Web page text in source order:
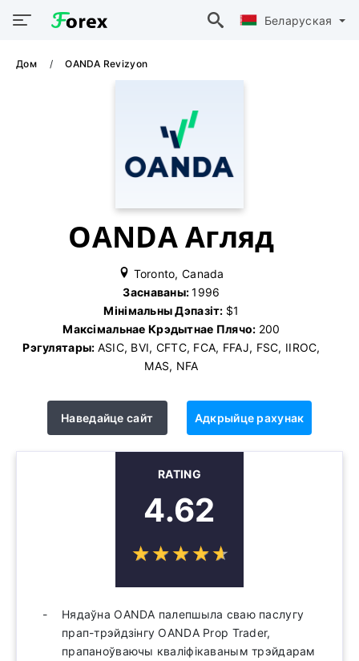
Беларуская
Дом OANDA Revizyon
OANDA Агляд
Toronto, Canada
Заснаваны:1996
Мінімальны Дэпазіт: $1
Максімальнае Крэдытнае Плячо: 200
Рэгулятары: ASIC, BVI, CFTC, FCA, FFAJ, FSC, IIROC,
MAS, NFA
Наведайце сайт Адкрыйце рахунак
RATING
4.62
☆☆☆☆☆
★★★★★
Нядаўна OANDA палепшыла сваю паслугу
прап-трэйдзінгу OANDA Prop Trader,
прапаноўваючы кваліфікаваным трэйдарам